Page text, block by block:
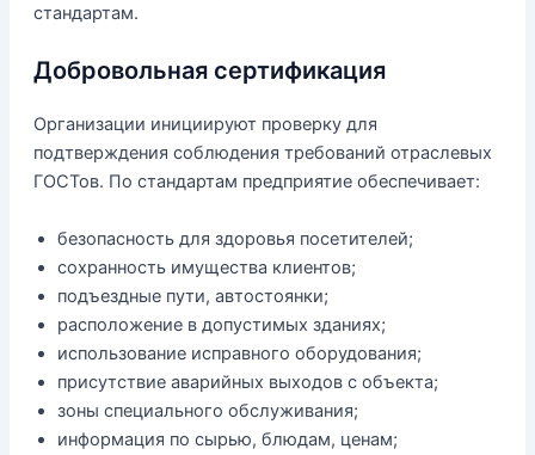
стандартам.
Добровольная сертификация
Организации инициируют проверку для
подтверждения соблюдения требований отраслевых
ГОСТов. По стандартам предприятие обеспечивает:
безопасность для здоровья посетителей;
сохранность имущества клиентов;
подъездные пути, автостоянки;
расположение в допустимых зданиях;
использование исправного оборудования;
присутствие аварийных выходов с объекта;
зоны специального обслуживания;
информация по сырью, блюдам, ценам;